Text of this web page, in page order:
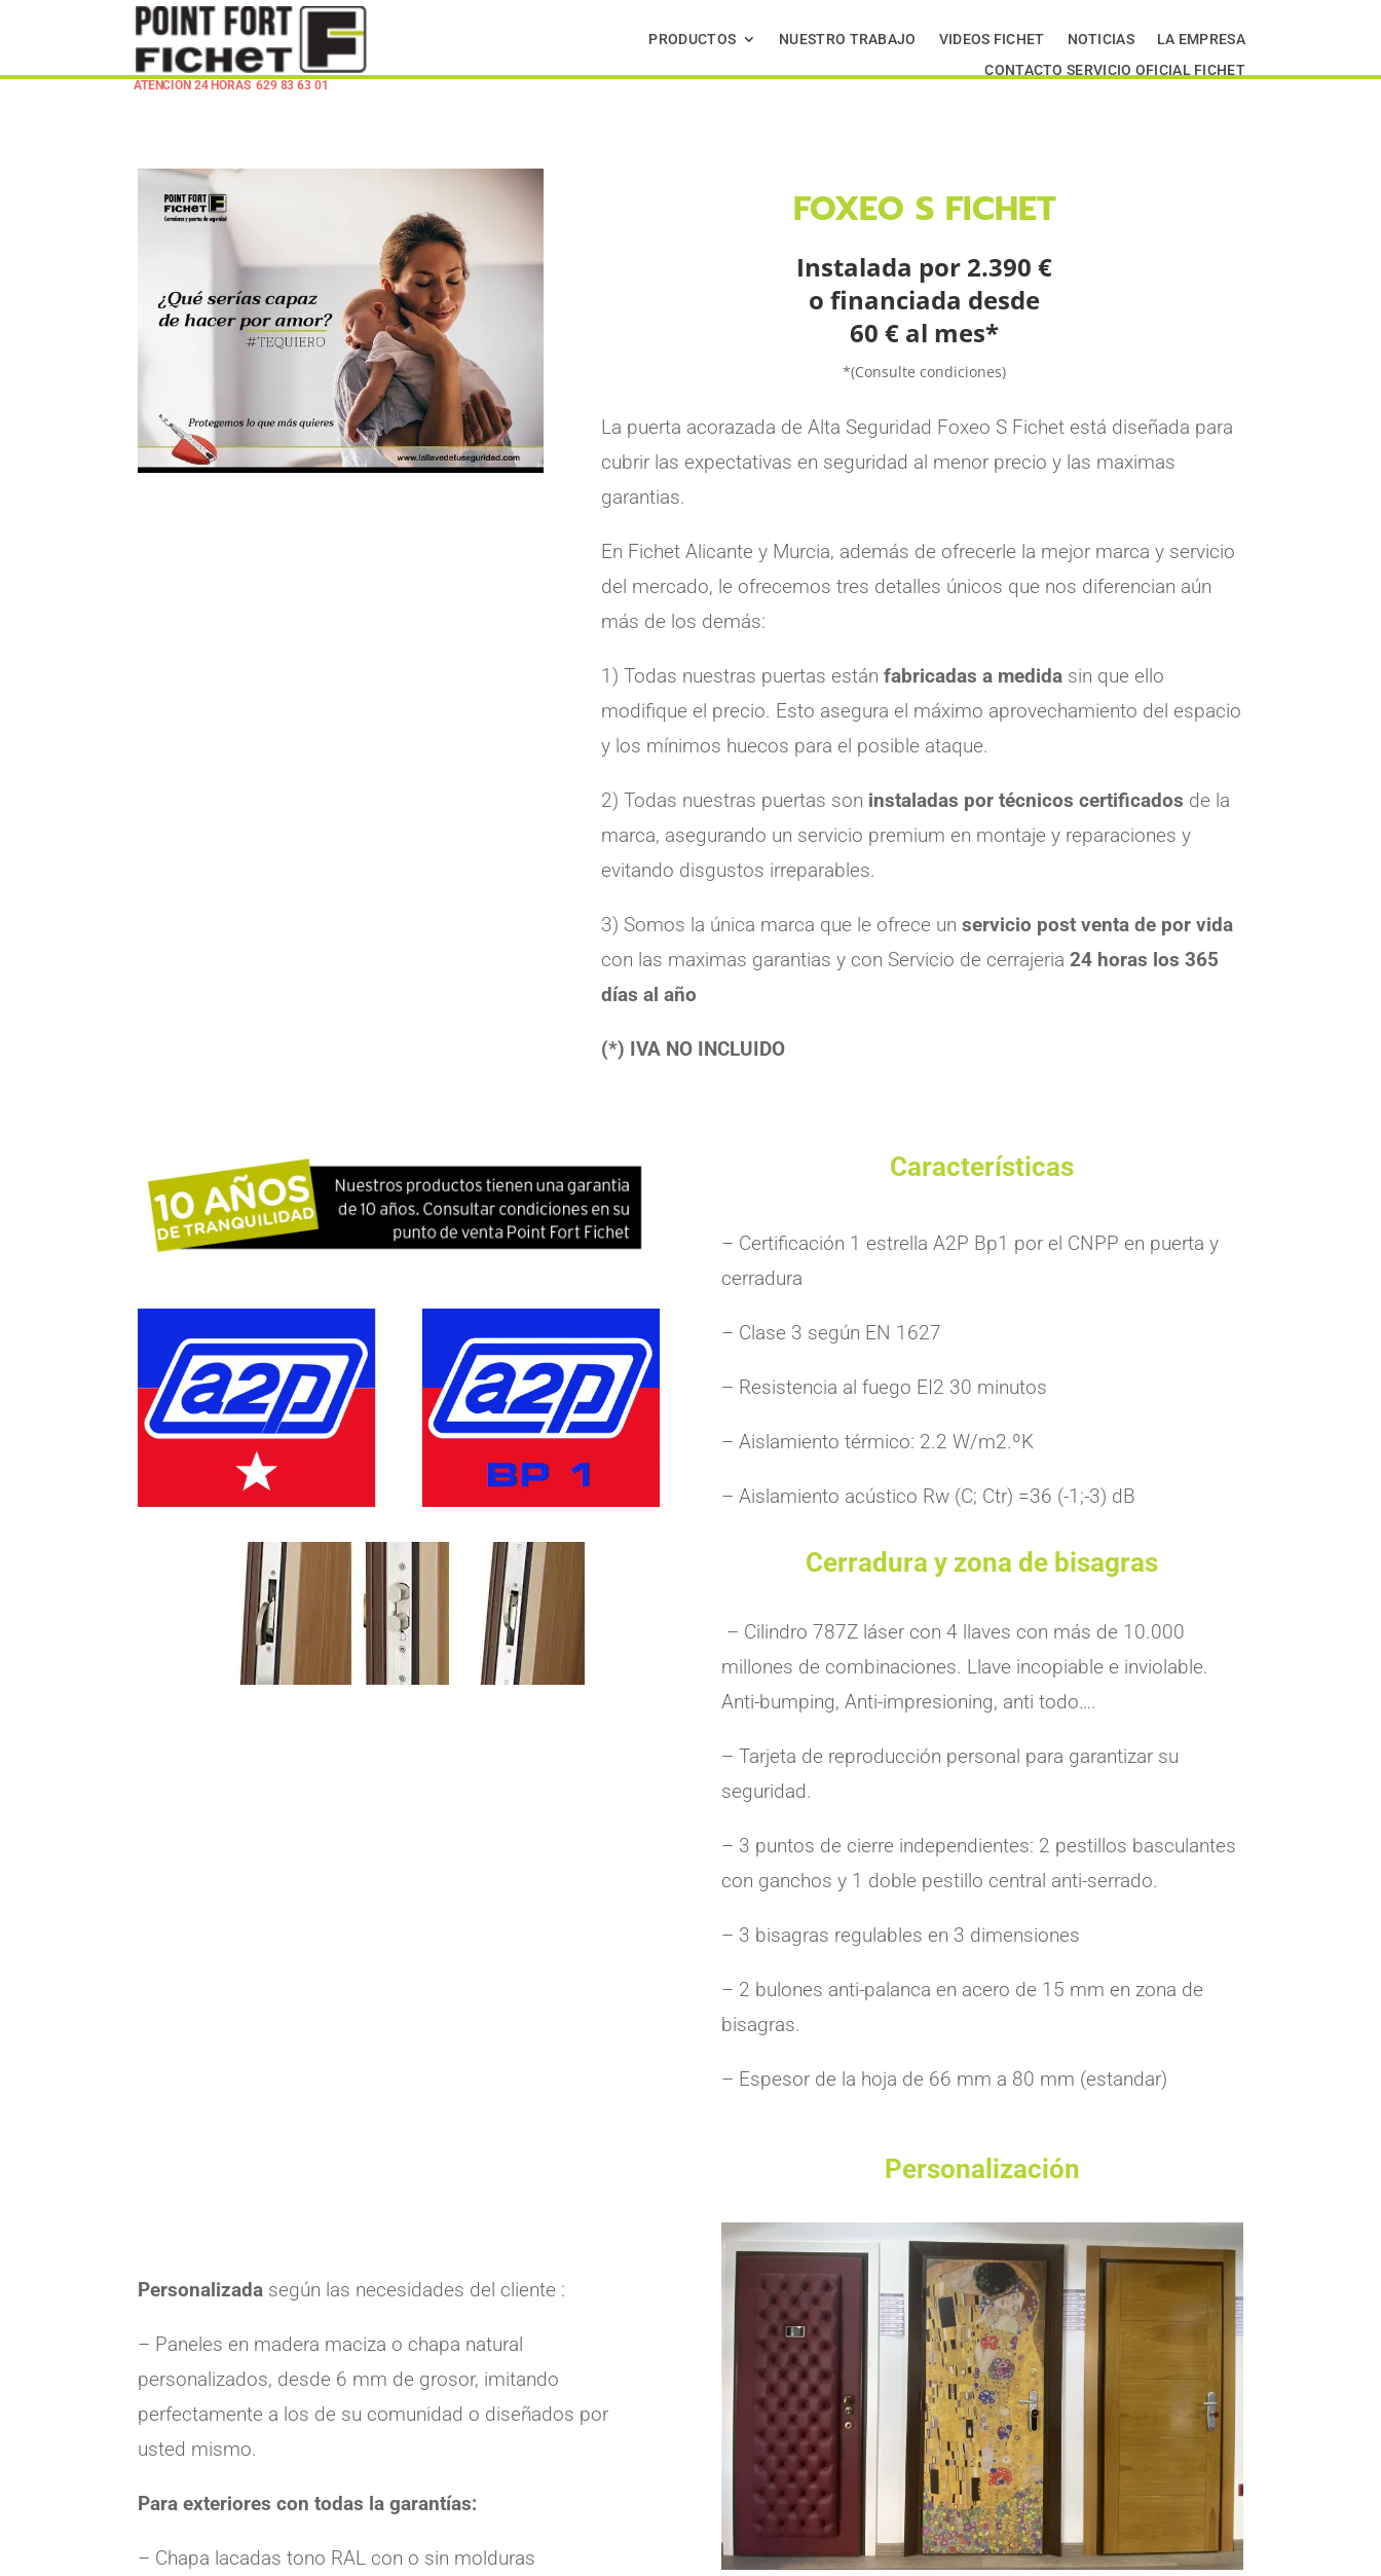
ATENCION 24 HORAS629 83 63 01
PRODUCTOS NUESTRO TRABAJO VIDEOS FICHET NOTICIAS
LA EMPRESA
CONTACTO SERVICIO OFICIAL FICHET
FOXEO S FICHET
Instalada por 2.390 €
o financiada desde
60 € al mes*
*(Consulte condiciones)
La puerta acorazada de Alta Seguridad Foxeo S Fichet está diseñada para
cubrir las expectativas en seguridad al menor precio y las maximas
garantias.
En Fichet Alicante y Murcia, además de ofrecerle la mejor marca y servicio
del mercado, le ofrecemos tres detalles únicos que nos diferencian aún
más de los demás:
1) Todas nuestras puertas estánfabricadas a medida sin que ello
modifique el precio. Esto asegura el máximo aprovechamiento del espacio
y los mínimos huecos para el posible ataque.
2) Todas nuestras puertas son instaladas por técnicos certificados de la
marca, asegurando un servicio premium en montaje y reparaciones y
evitando disgustos irreparables.
3) Somos la única marca que le ofrece unservicio post venta de por vida
con las maximas garantias y con Servicio de cerrajeria24 horas los 365
días al año
(*) IVA NO INCLUIDO
Características
– Certificación 1 estrella A2P Bp1 por el CNPP en puerta y
cerradura
– Clase 3 según EN 1627
– Resistencia al fuego EI2 30 minutos
– Aislamiento térmico: 2.2 W/m2.ºK
– Aislamiento acústico Rw (C; Ctr) =36 (-1;-3) dB
Cerradura y zona de bisagras
– Cilindro 787Z láser con 4 llaves con más de 10.000
millones de combinaciones. Llave incopiable e inviolable.
Anti-bumping, Anti-impresioning, anti todo….
– Tarjeta de reproducción personal para garantizar su
seguridad.
– 3 puntos de cierre independientes: 2 pestillos basculantes
con ganchos y 1 doble pestillo central anti-serrado.
– 3 bisagras regulables en 3 dimensiones
– 2 bulones anti-palanca en acero de 15 mm en zona de
bisagras.
– Espesor de la hoja de 66 mm a 80 mm (estandar)
Personalización
Personalizada según las necesidades del cliente :
– Paneles en madera maciza o chapa natural
personalizados, desde 6 mm de grosor, imitando
perfectamente a los de su comunidad o diseñados por
usted mismo.
Para exteriores con todas la garantías:
– Chapa lacadas tono RAL con o sin molduras